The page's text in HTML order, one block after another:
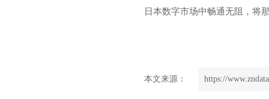
日本数字市场中畅通无阻，将
本文来源： https://